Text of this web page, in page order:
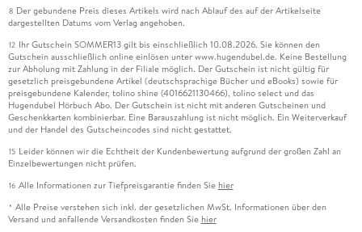
8 Der gebundene Preis dieses Artikels wird nach Ablauf des auf der Artikelseite
dargestellten Datums vom Verlag angehoben.
12 Ihr Gutschein SOMMER13 gilt bis einschließlich 10.08.2026. Sie können den
Gutschein ausschließlich online einlösen unter www.hugendubel.de. Keine Bestellung
zur Abholung mit Zahlung in der Filiale möglich. Der Gutschein ist nicht gültig für
gesetzlich preisgebundene Artikel (deutschsprachige Bücher und eBooks) sowie für
preisgebundene Kalender, tolino shine (4016621130466), tolino select und das
Hugendubel Hörbuch Abo. Der Gutschein ist nicht mit anderen Gutscheinen und
Geschenkkarten kombinierbar. Eine Barauszahlung ist nicht möglich. Ein Weiterverkauf
und der Handel des Gutscheincodes sind nicht gestattet.
15 Leider können wir die Echtheit der Kundenbewertung aufgrund der großen Zahl an
Einzelbewertungen nicht prüfen.
16 Alle Informationen zur Tiefpreisgarantie finden Sie hier
* Alle Preise verstehen sich inkl. der gesetzlichen MwSt. Informationen über den
Versand und anfallende Versandkosten finden Sie hier